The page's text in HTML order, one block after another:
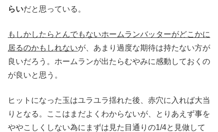
らいだと思っている。
もしかしたらとんでもないホームランバッターがどこかに
居るのかもしれないが、あまり過度な期待は持たない方が
良いだろう。ホームランが出たらむやみに感動しておくの
が良いと思う。
ヒットになった玉はユラユラ揺れた後、赤穴に入れば大当
りとなる。ここはまだよくわからないが、とりあえず事を
ややこしくしない為にまずは見た目通りの1/4と見做して